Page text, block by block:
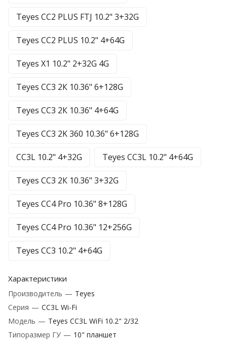
Teyes CC2 PLUS FTJ 10.2" 3+32G
Teyes CC2 PLUS 10.2" 4+64G
Teyes X1 10.2" 2+32G 4G
Teyes CC3 2К 10.36" 6+128G
Teyes CC3 2К 10.36" 4+64G
Teyes CC3 2K 360 10.36" 6+128G
CC3L 10.2" 4+32G Teyes CC3L 10.2" 4+64G
Teyes CC3 2К 10.36" 3+32G
Teyes CC4 Pro 10.36" 8+128G
Teyes CC4 Pro 10.36" 12+256G
Teyes CC3 10.2" 4+64G
Характеристики
Производитель — Teyes
Серия — CC3L Wi-Fi
Модель — Teyes CC3L WiFi 10.2" 2/32
Типоразмер ГУ — 10" планшет